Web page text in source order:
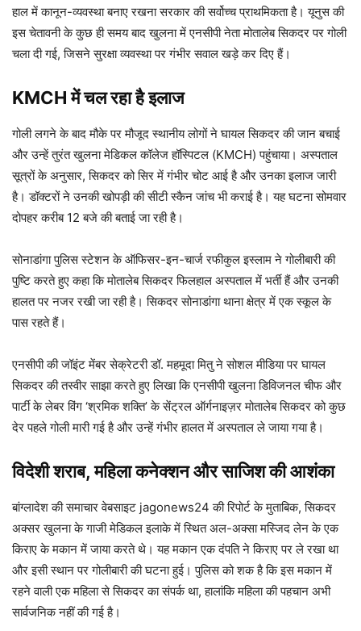
हाल में कानून-व्यवस्था बनाए रखना सरकार की सर्वोच्च प्राथमिकता है। यूनुस की
इस चेतावनी के कुछ ही समय बाद खुलना में एनसीपी नेता मोतालेब सिकदर पर गोली
चला दी गई, जिसने सुरक्षा व्यवस्था पर गंभीर सवाल खड़े कर दिए हैं।
KMCH में चल रहा है इलाज
गोली लगने के बाद मौके पर मौजूद स्थानीय लोगों ने घायल सिकदर की जान बचाई
और उन्हें तुरंत खुलना मेडिकल कॉलेज हॉस्पिटल (KMCH) पहुंचाया। अस्पताल
सूत्रों के अनुसार, सिकदर को सिर में गंभीर चोट आई है और उनका इलाज जारी
है। डॉक्टरों ने उनकी खोपड़ी की सीटी स्कैन जांच भी कराई है। यह घटना सोमवार
दोपहर करीब 12 बजे की बताई जा रही है।
सोनाडांगा पुलिस स्टेशन के ऑफिसर-इन-चार्ज रफीकुल इस्लाम ने गोलीबारी की
पुष्टि करते हुए कहा कि मोतालेब सिकदर फिलहाल अस्पताल में भर्ती हैं और उनकी
हालत पर नजर रखी जा रही है। सिकदर सोनाडांगा थाना क्षेत्र में एक स्कूल के
पास रहते हैं।
एनसीपी की जॉइंट मेंबर सेक्रेटरी डॉ. महमूदा मितु ने सोशल मीडिया पर घायल
सिकदर की तस्वीर साझा करते हुए लिखा कि एनसीपी खुलना डिविजनल चीफ और
पार्टी के लेबर विंग ‘श्रमिक शक्ति’ के सेंट्रल ऑर्गनाइज़र मोतालेब सिकदर को कुछ
देर पहले गोली मारी गई है और उन्हें गंभीर हालत में अस्पताल ले जाया गया है।
विदेशी शराब, महिला कनेक्शन और साजिश की आशंका
बांग्लादेश की समाचार वेबसाइट jagonews24 की रिपोर्ट के मुताबिक, सिकदर
अक्सर खुलना के गाजी मेडिकल इलाके में स्थित अल-अक्सा मस्जिद लेन के एक
किराए के मकान में जाया करते थे। यह मकान एक दंपति ने किराए पर ले रखा था
और इसी स्थान पर गोलीबारी की घटना हुई। पुलिस को शक है कि इस मकान में
रहने वाली एक महिला से सिकदर का संपर्क था, हालांकि महिला की पहचान अभी
सार्वजनिक नहीं की गई है।